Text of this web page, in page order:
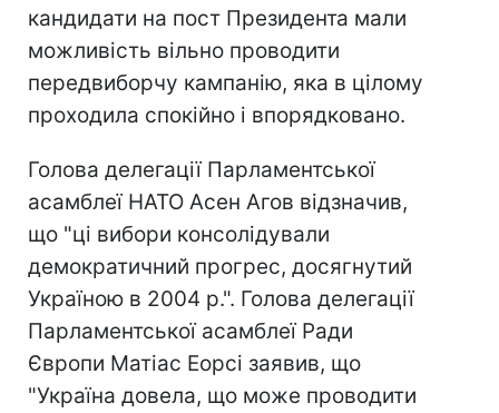
кандидати на пост Президента мали
можливість вільно проводити
передвиборчу кампанію, яка в цілому
проходила спокійно і впорядковано.
Голова делегації Парламентської
асамблеї НАТО Асен Агов відзначив,
що "ці вибори консолідували
демократичний прогрес, досягнутий
Україною в 2004 р.". Голова делегації
Парламентської асамблеї Ради
Європи Матіас Еорсі заявив, що
"Україна довела, що може проводити